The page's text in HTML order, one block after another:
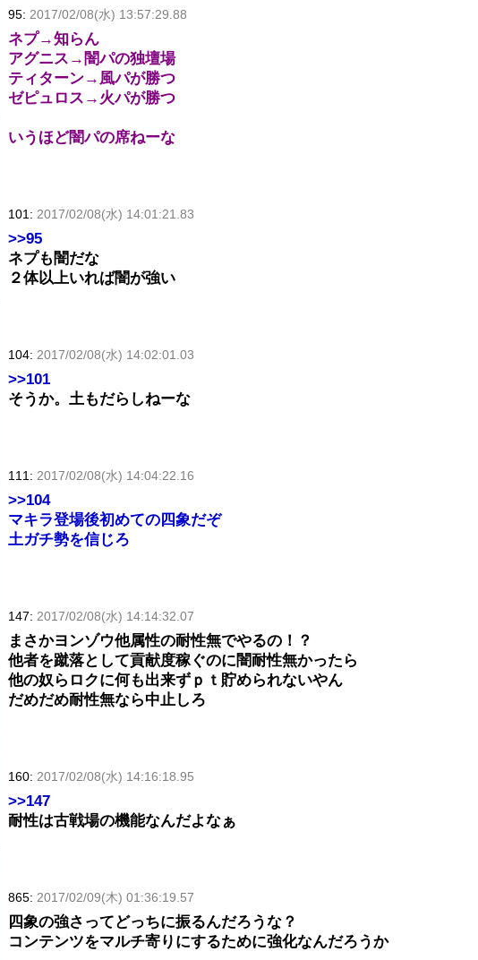
95: 2017/02/08(水) 13:57:29.88
ネプ→知らん
アグニス→闇パの独壇場
ティターン→風パが勝つ
ゼピュロス→火パが勝つ
いうほど闇パの席ねーな
101: 2017/02/08(水) 14:01:21.83
>>95
ネプも闇だな
２体以上いれば闇が強い
104: 2017/02/08(水) 14:02:01.03
>>101
そうか。土もだらしねーな
111: 2017/02/08(水) 14:04:22.16
>>104
マキラ登場後初めての四象だぞ
土ガチ勢を信じろ
147: 2017/02/08(水) 14:14:32.07
まさかヨンゾウ他属性の耐性無でやるの！？
他者を蹴落として貢献度稼ぐのに闇耐性無かったら
他の奴らロクに何も出来ずｐｔ貯められないやん
だめだめ耐性無なら中止しろ
160: 2017/02/08(水) 14:16:18.95
>>147
耐性は古戦場の機能なんだよなぁ
865: 2017/02/09(木) 01:36:19.57
四象の強さってどっちに振るんだろうな？
コンテンツをマルチ寄りにするために強化なんだろうか